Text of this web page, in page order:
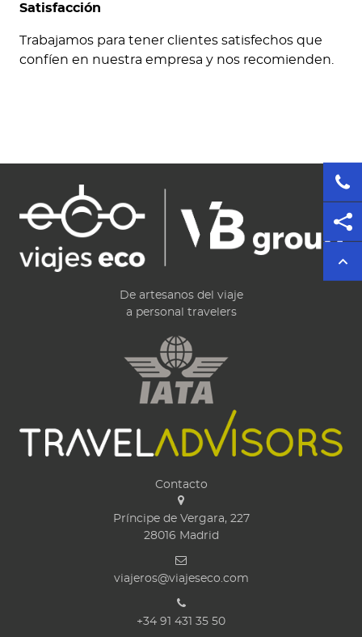
Satisfacción
Trabajamos para tener clientes satisfechos que
confíen en nuestra empresa y nos recomienden.
De artesanos del viaje
a personal travelers
Contacto
Príncipe de Vergara, 227
28016 Madrid
viajeros@viajeseco.com
+34 91 431 35 50